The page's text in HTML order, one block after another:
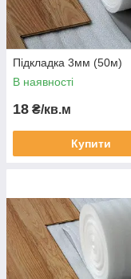
Підкладка 3мм (50м)
В наявності
18 ₴/кв.м
Купити